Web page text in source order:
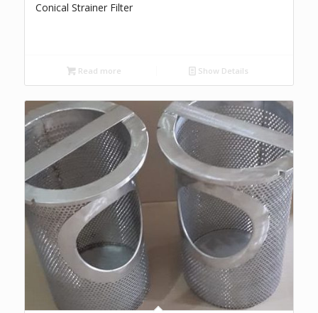
Conical Strainer Filter
Read more Show Details